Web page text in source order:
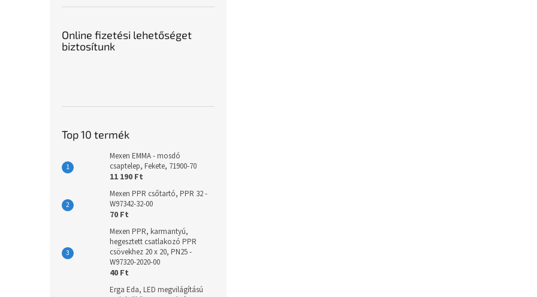
Online fizetési lehetőséget
biztosítunk
Top 10 termék
Mexen EMMA - mosdó
csaptelep, Fekete, 71900-70
11 190 Ft
Mexen PPR csőtartó, PPR 32 -
W97342-32-00
70 Ft
Mexen PPR, karmantyú,
hegesztett csatlakozó PPR
csövekhez 20 x 20, PN25 -
W97320-2020-00
40 Ft
Erga Eda, LED megvilágítású